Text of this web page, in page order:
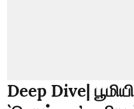
Deep Dive|